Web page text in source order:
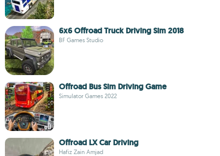
6x6 Offroad Truck Driving Sim 2018
BF Games Studio
Offroad Bus Sim Driving Game
Simulator Games 2022
Offroad LX Car Driving
Hafiz Zain Amjad